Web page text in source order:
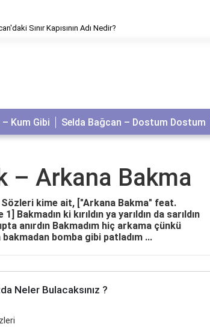
Sınır Kapısının Adı Nedir?
Kum Gibi Selda Bağcan – Dostum Dostum
– Arkana Bakma
kime ait, ["Arkana Bakma" feat.
Bakmadın ki kırıldın ya yarıldın da sarıldın
anırdın Bakmadım hiç arkama çünkü
bomba gibi patladım ...
Neler Bulacaksınız ?